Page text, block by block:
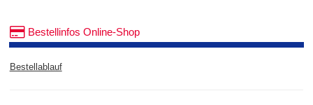
Bestellinfos Online-Shop
Bestellablauf